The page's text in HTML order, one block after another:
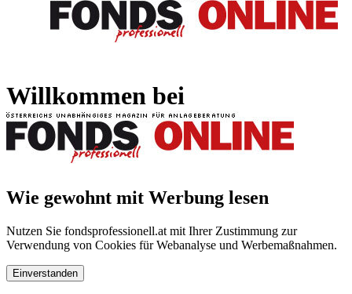
Willkommen bei
Wie gewohnt mit Werbung lesen
Nutzen Sie fondsprofessionell.at mit Ihrer Zustimmung zur
Verwendung von Cookies für Webanalyse und Werbemaßnahmen.
Einverstanden